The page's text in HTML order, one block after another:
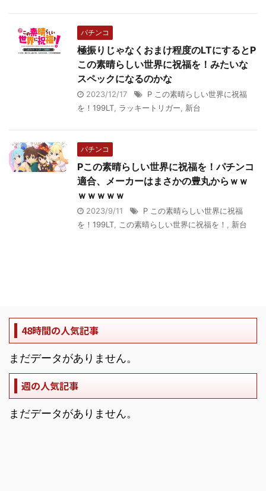
パチンコ
極振りじゃなくおまけ程度のLTにするとP
この素晴らしい世界に祝福を！みたいな
スペックになるのかな
2023/12/17
P この素晴らしい世界に祝福
を！199LT ラッキートリガー 新台
パチンコ
Pこの素晴らしい世界に祝福を！パチンコ
適合、メーカーはまさかの豊丸からｗｗ
ｗｗｗｗｗ
2023/9/11
P この素晴らしい世界に祝福
を！199LT
この素晴らしい世界に祝福を！ 新台
48時間の人気記事
まだデータがありません。
週の人気記事
まだデータがありません。